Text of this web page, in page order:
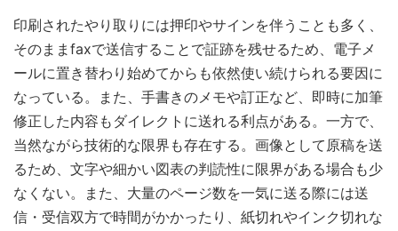
印刷されたやり取りには押印やサインを伴うことも多く、
そのままfaxで送信することで証跡を残せるため、電子メ
ールに置き替わり始めてからも依然使い続けられる要因に
なっている。また、手書きのメモや訂正など、即時に加筆
修正した内容もダイレクトに送れる利点がある。一方で、
当然ながら技術的な限界も存在する。画像として原稿を送
るため、文字や細かい図表の判読性に限界がある場合も少
なくない。また、大量のページ数を一気に送る際には送
信・受信双方で時間がかかったり、紙切れやインク切れな